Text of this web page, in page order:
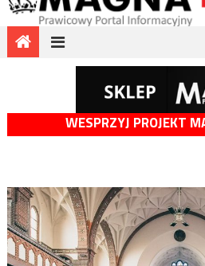
WESPRZYJ PROJEKT